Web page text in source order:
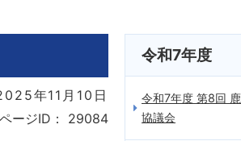
年11月10日
ページID：
29084
令和7年度
令和7年度 第8回
協議会